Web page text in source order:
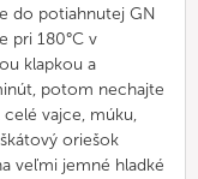
do potiahnutej GN
pri 180°C v
klapkou a
potom nechajte
vajce, múku,
oriešok
veľmi jemné hladké